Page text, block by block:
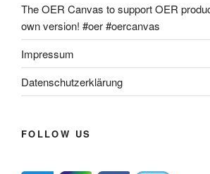
The OER Canvas to support OER
own version! #oer #oercanvas
Impressum
Datenschutzerklärung
FOLLOW US